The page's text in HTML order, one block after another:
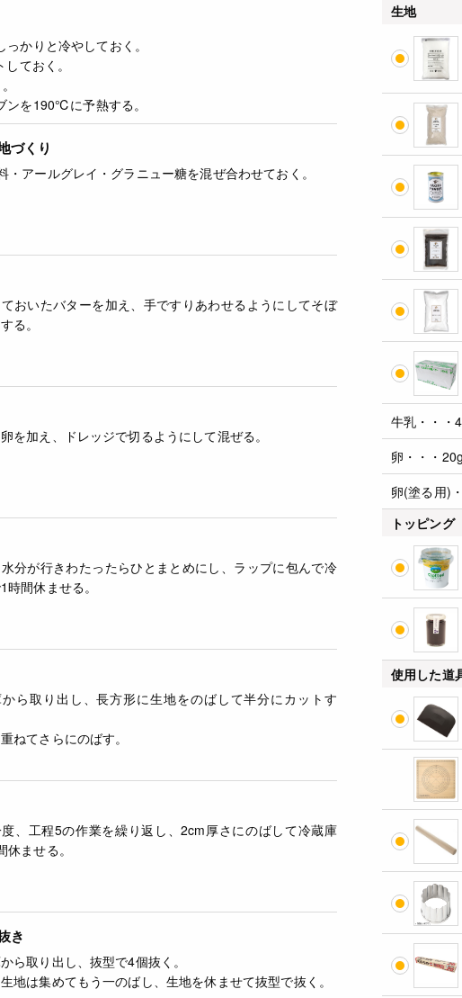
生地
牛乳・・・
卵・・・20g
卵(塗る用)
トッピング
使用した道
かりと冷やしておく。
ておく。
ンを190℃に予熱する。
づくり
・アールグレイ・グラニュー糖を混ぜ合わせておく。
おいたバターを加え、手ですりあわせるようにしてそぼ
る。
を加え、ドレッジで切るようにして混ぜる。
分が行きわたったらひとまとめにし、ラップに包んで冷
時間休ませる。
ら取り出し、長方形に生地をのばして半分にカットす
ねてさらにのばす。
、工程5の作業を繰り返し、2cm厚さにのばして冷蔵庫
休ませる。
き
ら取り出し、抜型で4個抜く。
地は集めてもう一のばし、生地を休ませて抜型で抜く。